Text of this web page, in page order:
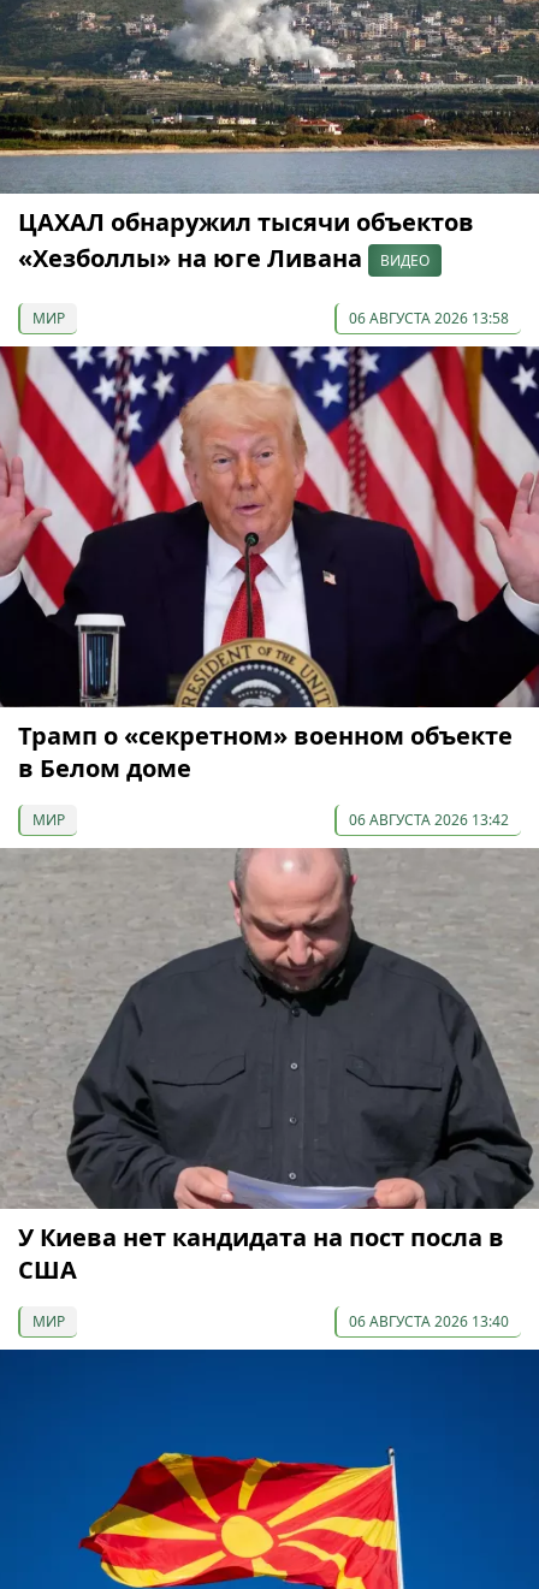
ЦАХАЛ обнаружил тысячи объектов
«Хезболлы» на юге Ливана
ВИДЕО
МИР 06 АВГУСТА 2026 13:58
Трамп о «секретном» военном объекте
в Белом доме
МИР 06 АВГУСТА 2026 13:42
У Киева нет кандидата на пост посла в
США
МИР 06 АВГУСТА 2026 13:40